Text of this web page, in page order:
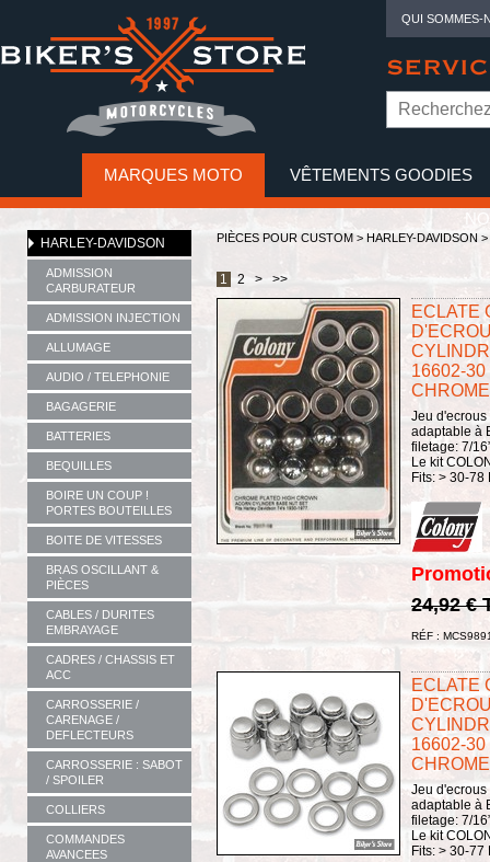
QUI SOMMES-
MARQUES MOTO VÊTEMENTS GOODIES
HARLEY-DAVIDSON
ADMISSION
CARBURATEUR
ADMISSION INJECTION
ALLUMAGE
AUDIO / TELEPHONIE
BAGAGERIE
BATTERIES
BEQUILLES
BOIRE UN COUP !
PORTES BOUTEILLES
BOITE DE VITESSES
BRAS OSCILLANT &
PIÈCES
CABLES / DURITES
EMBRAYAGE
CADRES / CHASSIS ET
ACC
CARROSSERIE /
CARENAGE /
DEFLECTEURS
CARROSSERIE : SABOT
/ SPOILER
COLLIERS
COMMANDES
AVANCEES
PIÈCES POUR CUSTOM > HARLEY-DAVIDSON >
1 2 > >>
ECLATE
16602-30
Jeu
adaptable à
filetage: 7/
Le kit
Fits: > 30-78
24,92 €
RÉF :
ECLATE
16602-30
Jeu
adaptable à
filetage: 7/
Le kit
Fits: > 30-77